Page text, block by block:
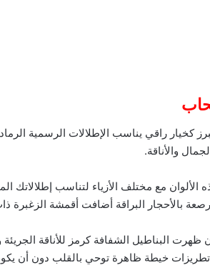
كخيار راقي يناسب الإطلالات الرسمية
والأناقة.
بالأحجار البراقة أضافت أقمشة
ظهرت البناطيل الشفافة كرمز للأناقة
خيطة ظاهرة توحي بالقلب دون أن